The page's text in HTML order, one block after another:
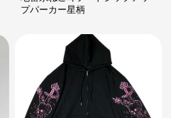
プパーカー星柄